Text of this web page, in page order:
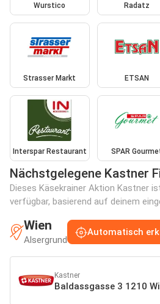
Wurstico Radatz
Strasser Markt ETSAN
Interspar Restaurant SPAR
Nächstgelegene Kastner
Dieses Käsekrainer Aktion Kastner
verfügbar, basierend auf deinem
Wien
Alsergrund
Automatisch
Kastner
Baldassgasse 3 1210